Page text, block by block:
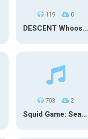
119 0
DESCENT Whoosh – Long
703 2
Squid Game: Season 3